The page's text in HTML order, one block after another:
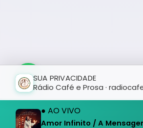
● AO VIVO
Amor Infinito / A
SUA PRIVACIDADE
Rádio Café e Prosa ·